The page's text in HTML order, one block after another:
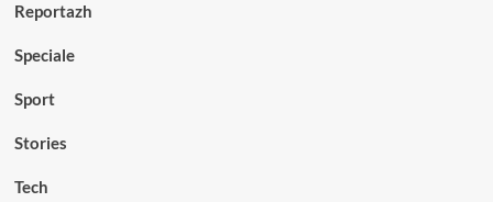
Reportazh
Speciale
Sport
Stories
Tech